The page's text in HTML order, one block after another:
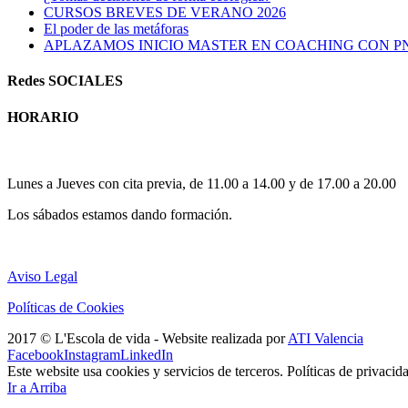
CURSOS BREVES DE VERANO 2026
El poder de las metáforas
APLAZAMOS INICIO MASTER EN COACHING CON
Redes SOCIALES
HORARIO
Lunes a Jueves con cita previa, de 11.00 a 14.00 y de 17.00 a 20.00
Los sábados estamos dando formación.
Aviso Legal
Políticas de Cookies
2017 © L'Escola de vida - Website realizada porATI Valencia
FacebookInstagramLinkedIn
Este website usa cookies y servicios de terceros. Políticas de
Ir a Arriba